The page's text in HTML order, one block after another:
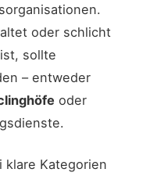
oder schlicht
sollte
– entweder
oder
klare Kategorien